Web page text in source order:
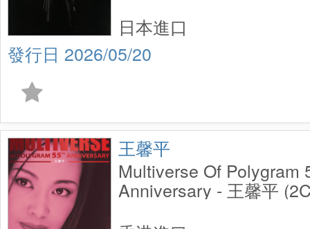
2026/05/20
日本進口
王馨平
Multiverse Of Polygram
Anniversary - 王馨平